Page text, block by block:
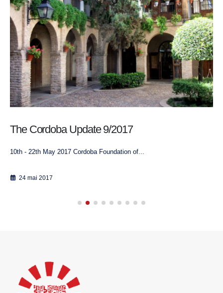
The Cordoba Update 9/2017
10th - 22th May 2017 Cordoba Foundation of...
24 mai 2017